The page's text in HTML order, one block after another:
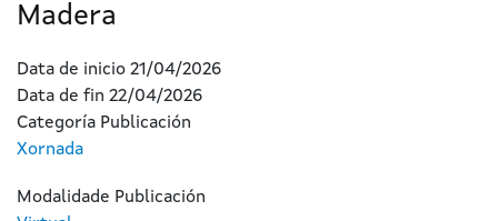
Madera
Data de inicio 21/04/2026
Data de fin 22/04/2026
Categoría Publicación
Xornada
Modalidade Publicación